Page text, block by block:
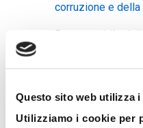
Questo sito web utilizza i
Utilizziamo i cookie per
corruzione e
Responsabile
prevenzione della